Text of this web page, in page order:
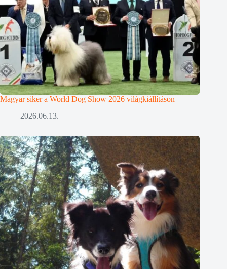
Magyar siker a World Dog Show 2026 világkiállításon
2026.06.13.